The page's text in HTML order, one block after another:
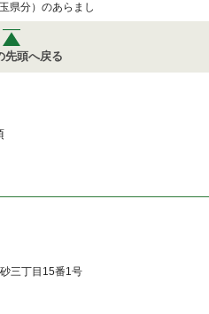
県分）のあらまし
先頭へ戻る
三丁目15番1号